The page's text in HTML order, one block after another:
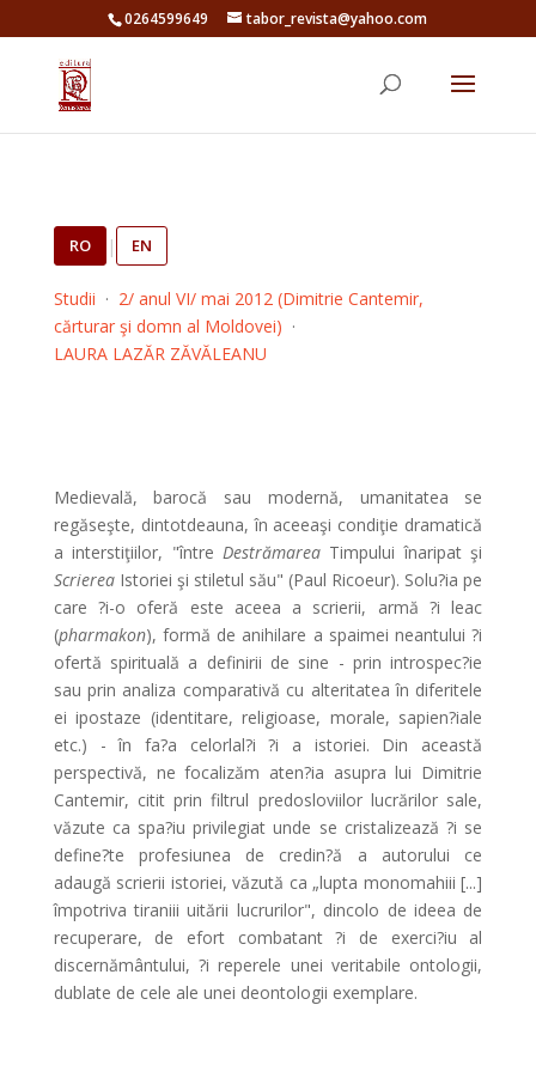
0264599649 tabor_revista@yahoo.com
RO | EN
Studii · 2/ anul VI/ mai 2012 (Dimitrie Cantemir,
cărturar şi domn al Moldovei) ·
LAURA LAZĂR ZĂVĂLEANU
Medievală, barocă sau modernă, umanitatea se
regăseşte, dintotdeauna, în aceeaşi condiţie dramatică
a interstiţiilor, "între Destrămarea Timpului înaripat şi
Scrierea Istoriei şi stiletul său" (Paul Ricoeur). Solu?ia pe
care ?i-o oferă este aceea a scrierii, armă ?i leac
(pharmakon), formă de anihilare a spaimei neantului ?i
ofertă spirituală a definirii de sine - prin introspec?ie
sau prin analiza comparativă cu alteritatea în diferitele
ei ipostaze (identitare, religioase, morale, sapien?iale
etc.) - în fa?a celorlal?i ?i a istoriei. Din această
perspectivă, ne focalizăm aten?ia asupra lui Dimitrie
Cantemir, citit prin filtrul predosloviilor lucrărilor sale,
văzute ca spa?iu privilegiat unde se cristalizează ?i se
define?te profesiunea de credin?ă a autorului ce
adaugă scrierii istoriei, văzută ca „lupta monomahiii [...]
împotriva tiraniii uitării lucrurilor", dincolo de ideea de
recuperare, de efort combatant ?i de exerci?iu al
discernământului, ?i reperele unei veritabile ontologii,
dublate de cele ale unei deontologii exemplare.